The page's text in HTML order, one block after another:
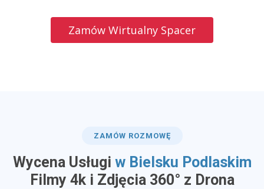
Zamów Wirtualny Spacer
ZAMÓW ROZMOWĘ
Wycena Usługi w Bielsku Podlaskim
​Filmy 4k i Zdjęcia 360° z Drona